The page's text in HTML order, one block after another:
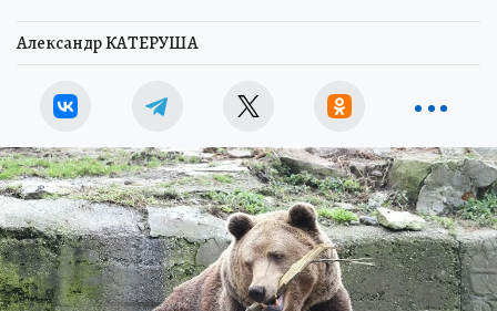
Александр КАТЕРУША